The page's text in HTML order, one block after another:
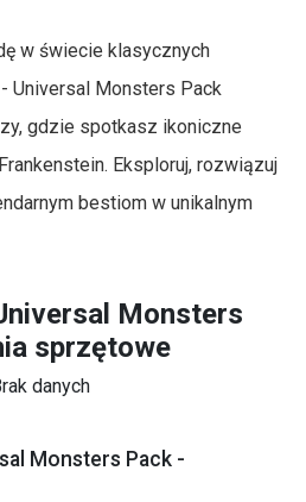
w świecie klasycznych
Universal Monsters Pack
gdzie spotkasz ikoniczne
Eksploruj, rozwiązuj
bestiom w unikalnym
Monsters
sprzętowe
danych
Monsters Pack -